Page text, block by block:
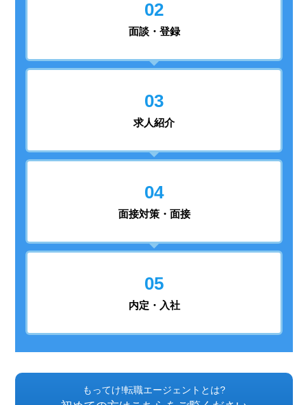
02
面談・登録
03
求人紹介
04
面接対策・面接
05
内定・入社
もってけ!転職エージェントとは?